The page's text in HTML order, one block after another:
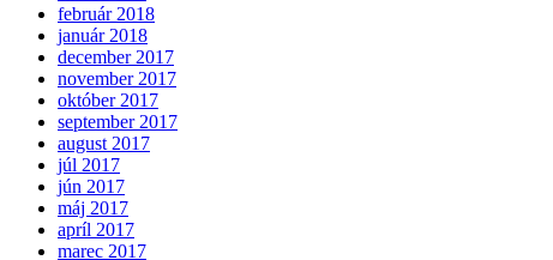
február 2018
január 2018
december 2017
november 2017
október 2017
september 2017
august 2017
júl 2017
jún 2017
máj 2017
apríl 2017
marec 2017